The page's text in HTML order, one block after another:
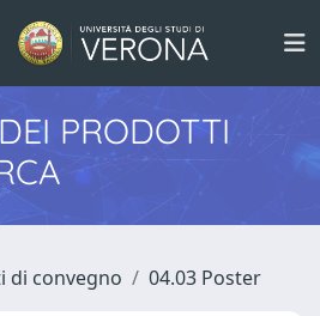
PRODOTTI
di convegno
04.03 Poster